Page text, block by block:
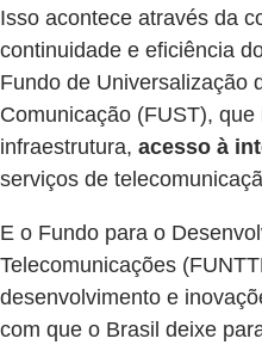
Isso acontece através da
continuidade e eficiência
Fundo de Universalização
Comunicação (FUST),
infraestrutura, acesso à
serviços de
E o Fundo para o
Telecomunicações
desenvolvimento e
com que o Brasil deixe